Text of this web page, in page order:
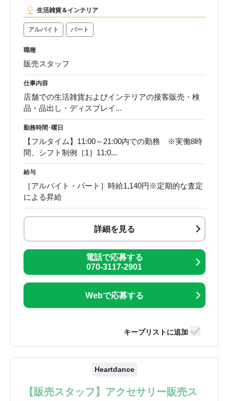
生活雑貨＆インテリア
アルバイト パート
職種
販売スタッフ
仕事内容
店舗での生活雑貨およびインテリアの接客販売・検
品・品出し・ディスプレイ...
勤務時間･曜日
【フルタイム】11:00～21:00内での勤務 ※実働8時
間、シフト制例［1］11:0...
給与
［アルバイト・パート］時給1,140円※定期的な査定
による昇給
詳細を見る
電話で応募する
070-3117-2901
Webで応募する
Heartdance
【販売スタッフ】アクセサリー販売ス